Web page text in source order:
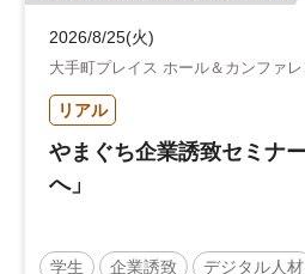
2026/8/25(火)
大手町プレイス ホール＆カンファレ
リアル
やまぐち企業誘致セミナ
へ」
学生 企業誘致 デジタル人材